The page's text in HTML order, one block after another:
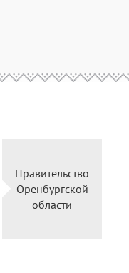
Правительство
Оренбургской
области